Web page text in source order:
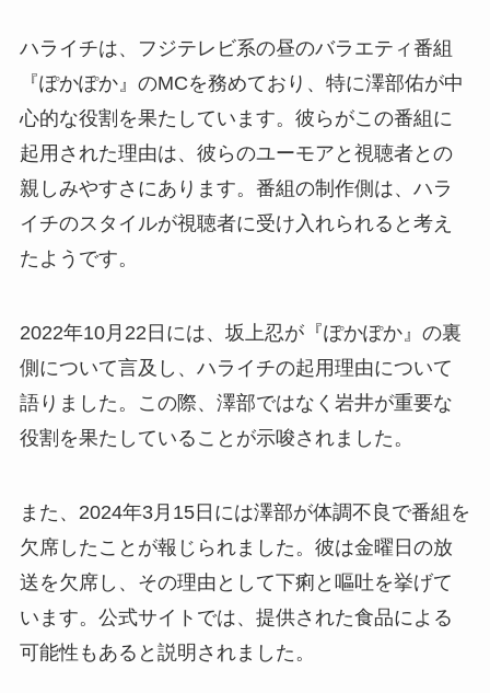
ハライチは、フジテレビ系の昼のバラエティ番組
『ぽかぽか』のMCを務めており、特に澤部佑が中
心的な役割を果たしています。彼らがこの番組に
起用された理由は、彼らのユーモアと視聴者との
親しみやすさにあります。番組の制作側は、ハラ
イチのスタイルが視聴者に受け入れられると考え
たようです。
2022年10月22日には、坂上忍が『ぽかぽか』の裏
側について言及し、ハライチの起用理由について
語りました。この際、澤部ではなく岩井が重要な
役割を果たしていることが示唆されました。
また、2024年3月15日には澤部が体調不良で番組を
欠席したことが報じられました。彼は金曜日の放
送を欠席し、その理由として下痢と嘔吐を挙げて
います。公式サイトでは、提供された食品による
可能性もあると説明されました。